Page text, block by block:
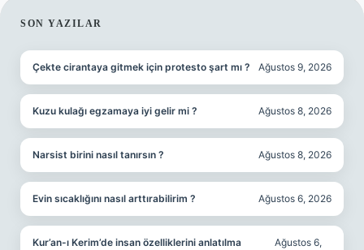
SIDEBAR
SON YAZILAR
Çekte cirantaya gitmek için protesto şart mı ? Ağustos 9, 2026
Kuzu kulağı egzamaya iyi gelir mi ? Ağustos 8, 2026
Narsist birini nasıl tanırsın ? Ağustos 8, 2026
Evin sıcaklığını nasıl arttırabilirim ? Ağustos 6, 2026
Kur’an-ı Kerim’de insan özelliklerini anlatılma
Ağustos 6,